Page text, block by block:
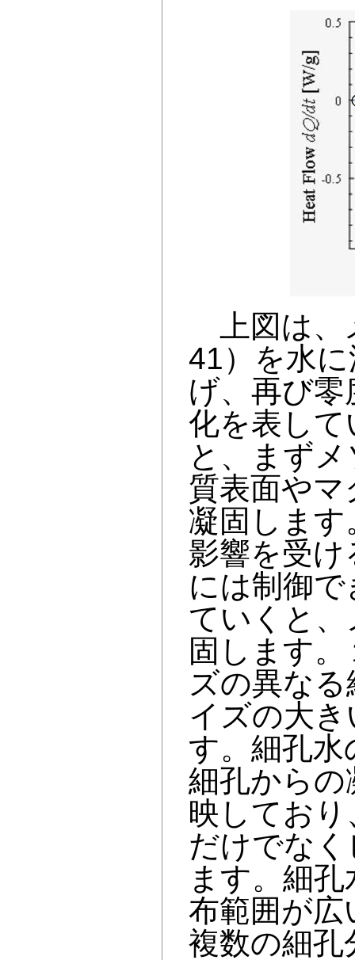
上図は、
41）を水
げ、再び
化を表し
と、まず
質表面や
凝固しま
影響を受
には制御
ていくと
固します
ズの異な
イズの大
す。細孔
細孔から
映してお
だけでな
ます。細
布範囲が
複数の細孔